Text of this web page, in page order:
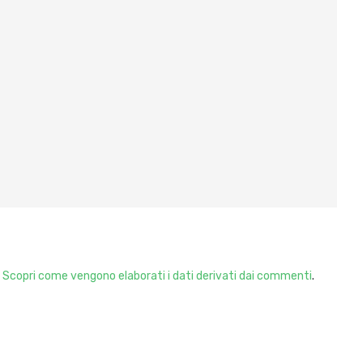
Scopri come vengono elaborati i dati derivati dai commenti.